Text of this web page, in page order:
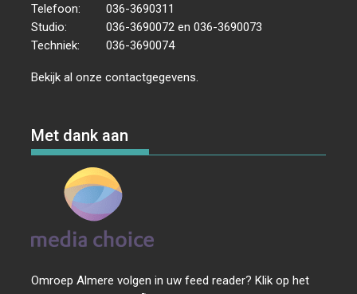
Telefoon:
036-3690311
Studio:
036-3690072 en 036-3690073
Techniek:
036-3690074
Bekijk al onzecontactgegevens
Met dank aan
Omroep Almere volgen in uw feed reader? Klik op het